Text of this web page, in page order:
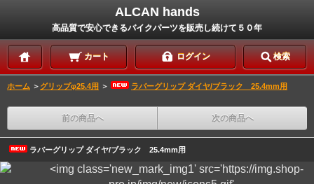
ALCAN hands
高品質で安心できるバイクパーツを販売し続けて５０年
カート ログイン 検索
ホーム ＞ グリップφ25.4用 ＞ ラバーグリップ ダイヤ/ブラック 25.4mm用
前の商品へ 次の商品へ
ラバーグリップ ダイヤ/ブラック 25.4mm用